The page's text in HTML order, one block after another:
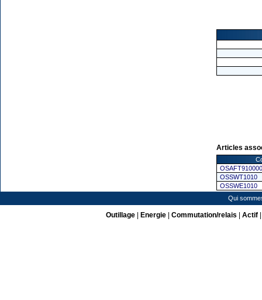
Articles
OSSWT1010
OSSWE1010
Qui
Outillage| Energie| Commutation/relais Actif